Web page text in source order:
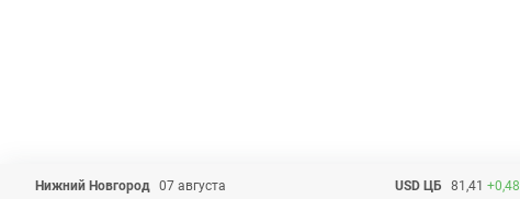
Нижний Новгород 07 августа USD ЦБ 81,41 +0,48